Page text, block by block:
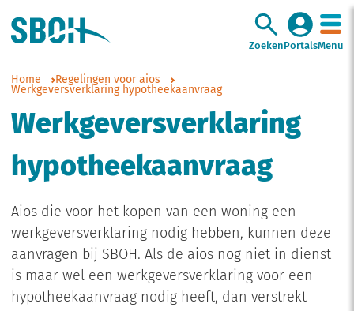
Zoeken PortalsMenu
Home
Regelingen voor aios
Werkgeversverklaring hypotheekaanvraag
Werkgeversverklaring
hypotheekaanvraag
Aios die voor het kopen van een woning een
werkgeversverklaring nodig hebben, kunnen deze
aanvragen bij SBOH. Als de aios nog niet in dienst
is maar wel een werkgeversverklaring voor een
hypotheekaanvraag nodig heeft, dan verstrekt